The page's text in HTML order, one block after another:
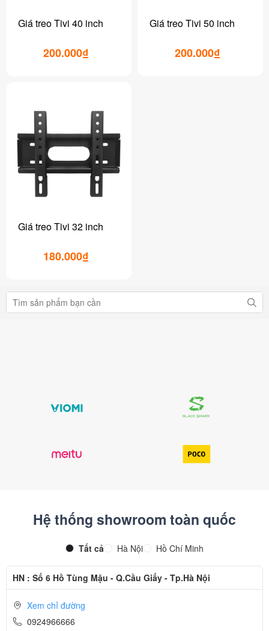
Giá treo Tivi 40 inch
200.000₫
Giá treo Tivi 50 inch
200.000₫
Giá treo Tivi 32 inch
180.000₫
Hệ thống showroom toàn quốc
Tất cả Hà Nội Hồ Chí Minh
HN : Số 6 Hồ Tùng Mậu - Q.Cầu Giấy - Tp.Hà Nội
Xem chỉ đường
0924966666